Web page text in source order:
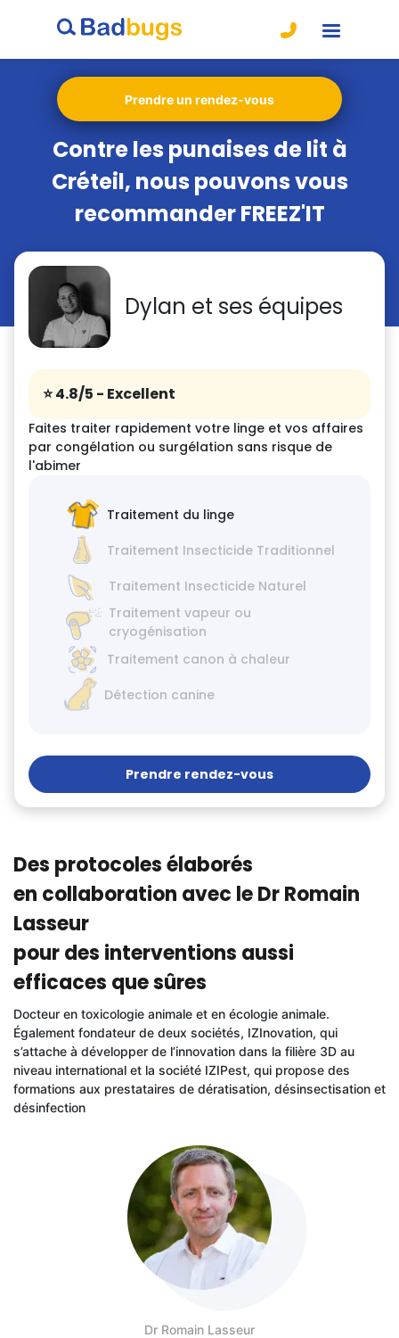
Prendre un rendez-vous
Contre les punaises de lit à
Créteil, nous pouvons vous
recommander FREEZ'IT
Dylan et ses équipes
⭐️ 4.8/5 - Excellent
Faites traiter rapidement votre linge et vos affaires
par congélation ou surgélation sans risque de
l'abimer
Traitement du linge
Traitement Insecticide Traditionnel
Traitement Insecticide Naturel
Traitement vapeur ou
cryogénisation
Traitement canon à chaleur
Détection canine
Prendre rendez-vous
Des protocoles élaborés
en collaboration avec le Dr Romain
Lasseur
pour des interventions aussi
efficaces que sûres
Docteur en toxicologie animale et en écologie animale.
Également fondateur de deux sociétés, IZInovation, qui
s’attache à développer de l’innovation dans la filière 3D au
niveau international et la société IZIPest, qui propose des
formations aux prestataires de dératisation, désinsectisation et
désinfection
Dr Romain Lasseur